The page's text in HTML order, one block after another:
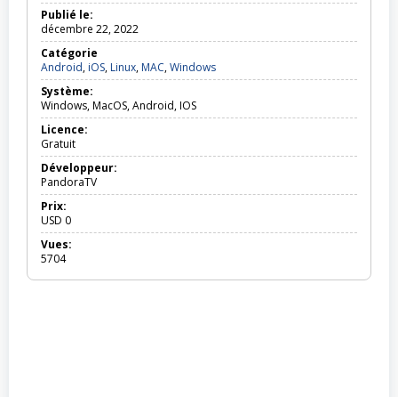
Publié le:
décembre 22, 2022
Catégorie
Android, iOS, Linux, MAC,WindowsAndroid,
iOS,
Windows
Système:
Windows, MacOS, Android, IOS
Licence:
Gratuit
Développeur:
PandoraTV
Prix:
USD 0
Vues:
5704